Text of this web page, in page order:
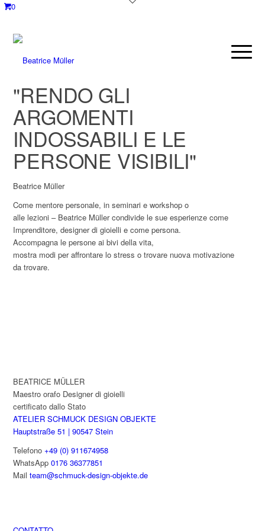
0
"RENDO GLI
ARGOMENTI
INDOSSABILI E LE
PERSONE VISIBILI"
Beatrice Müller
Come mentore personale, in seminari e workshop o
alle lezioni – Beatrice Müller condivide le sue esperienze come
Imprenditore, designer di gioielli e come persona.
Accompagna le persone ai bivi della vita,
mostra modi per affrontare lo stress o trovare nuova motivazione
da trovare.
BEATRICE MÜLLER
Maestro orafo Designer di gioielli
certificato dallo Stato
ATELIER SCHMUCK DESIGN OBJEKTE
Hauptstraße 51 | 90547 Stein
Telefono+49 (0) 911674958
WhatsApp0176 36377851
Mailteam@schmuck-design-objekte.de